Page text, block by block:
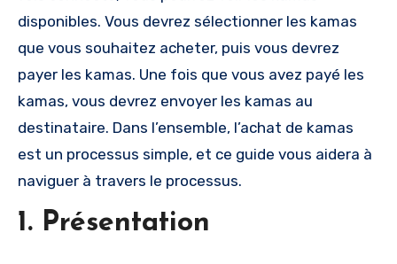
disponibles. Vous devrez sélectionner les kamas
que vous souhaitez acheter, puis vous devrez
payer les kamas. Une fois que vous avez payé les
kamas, vous devrez envoyer les kamas au
destinataire. Dans l’ensemble, l’achat de kamas
est un processus simple, et ce guide vous aidera à
naviguer à travers le processus.
1. Présentation